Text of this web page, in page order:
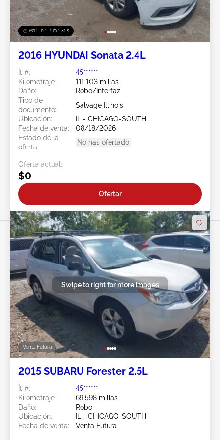
9d : 1h : 15m : 32s
2016 HYUNDAI Sonata 2.4L
Ít #:
45******
Kilometraje:
111,103 millas
Daño:
Robo/Interfaz
Tipo de
documento:
Salvage Illinois
Ubicación:
IL - CHICAGO-SOUTH
Fecha de venta:
08/18/2026
Estado de la
oferta:
No has ofertado
Oferta actual:
$0
Ofertar
Venta Futura
Swipe to right for more images
2015 SUBARU Forester 2.5L
Ít #:
45******
Kilometraje:
69,598 millas
Daño:
Robo
Ubicación:
IL - CHICAGO-SOUTH
Fecha de venta:
Venta Futura